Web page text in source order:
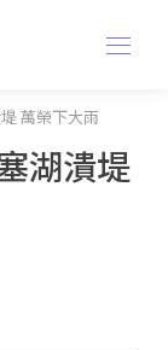
萬榮下大雨
湖潰堤